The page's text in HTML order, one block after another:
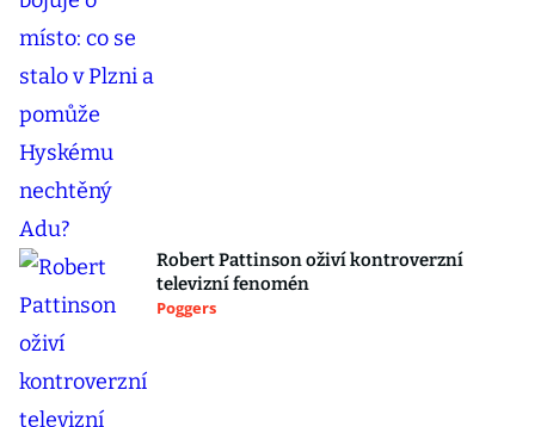
Robert Pattinson oživí kontroverzní
televizní fenomén
Poggers